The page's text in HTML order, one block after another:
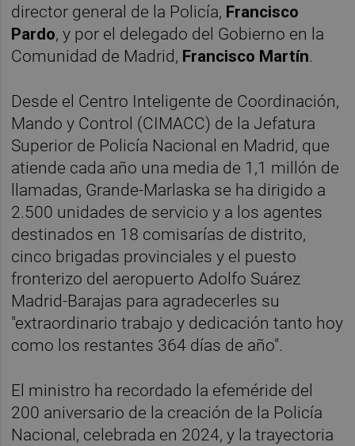
director general de la Policía, Francisco
Pardo, y por el delegado del Gobierno en la
Comunidad de Madrid, Francisco Martín.
Desde el Centro Inteligente de Coordinación,
Mando y Control (CIMACC) de la Jefatura
Superior de Policía Nacional en Madrid, que
atiende cada año una media de 1,1 millón de
llamadas, Grande-Marlaska se ha dirigido a
2.500 unidades de servicio y a los agentes
destinados en 18 comisarías de distrito,
cinco brigadas provinciales y el puesto
fronterizo del aeropuerto Adolfo Suárez
Madrid-Barajas para agradecerles su
"extraordinario trabajo y dedicación tanto hoy
como los restantes 364 días de año".
El ministro ha recordado la efeméride del
200 aniversario de la creación de la Policía
Nacional, celebrada en 2024, y la trayectoria